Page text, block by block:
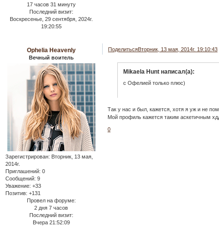
17 часов 31 минуту
Последний визит:
Воскресенье, 29 сентября, 2024г.
19:20:55
ПоделитьсяВторник, 13 мая, 2014г. 19:10:43
Ophelia Heavenly
Вечный воитель
Зарегистрирован: Вторник, 13 мая,
2014г.
Приглашений: 0
Сообщений: 9
Уважение: +33
Позитив: +131
Провел на форуме:
2 дня 7 часов
Последний визит:
Вчера 21:52:09
Mikaela Hunt написал(а):
с Офелией только плюс)
Так у нас и был, кажется, хотя я уж и не
Мой профиль кажется таким аскетичным
0